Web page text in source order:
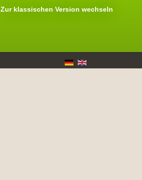
Zur klassischen Version wechseln